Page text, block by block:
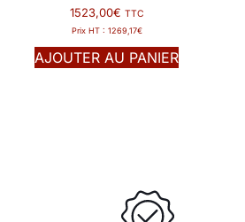
1523,00€ TTC
Prix HT : 1269,17€
AJOUTER AU PANIER